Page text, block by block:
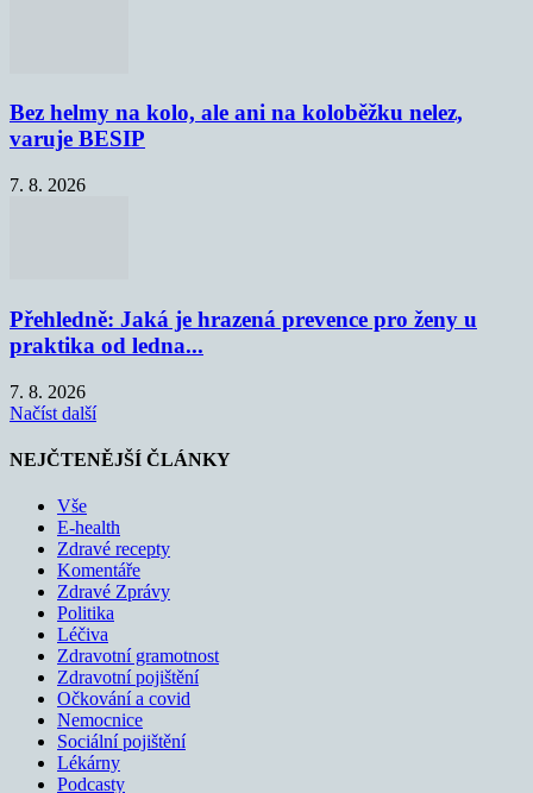
Bez helmy na kolo, ale ani na koloběžku nelez,
varuje BESIP
7. 8. 2026
Přehledně: Jaká je hrazená prevence pro ženy u
praktika od ledna...
7. 8. 2026
Načíst další
NEJČTENĚJŠÍ ČLÁNKY
Vše
E-health
Zdravé recepty
Komentáře
Zdravé Zprávy
Politika
Léčiva
Zdravotní gramotnost
Zdravotní pojištění
Očkování a covid
Nemocnice
Sociální pojištění
Lékárny
Podcasty